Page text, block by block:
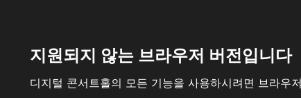
지원되지 않는 브라우저 버전입니다
디지털 콘서트홀의 모든 기능을 사용하시려면 브라우